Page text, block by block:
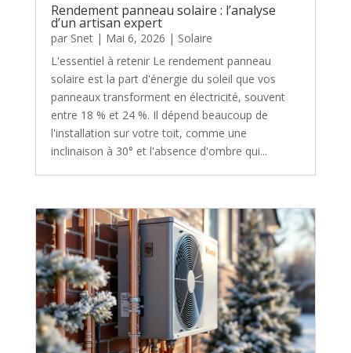
Rendement panneau solaire : l’analyse
d’un artisan expert
par Snet| Mai 6, 2026 | Solaire
L'essentiel à retenir Le rendement panneau
solaire est la part d'énergie du soleil que vos
panneaux transforment en électricité, souvent
entre 18 % et 24 %. Il dépend beaucoup de
l'installation sur votre toit, comme une
inclinaison à 30° et l'absence d'ombre qui...